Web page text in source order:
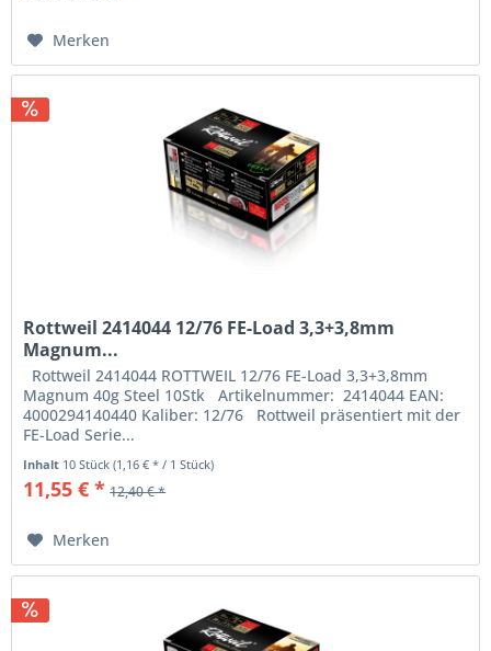
Merken
Rottweil 2414044 12/76 FE-Load 3,3+3,8mm
Magnum...
Rottweil 2414044 ROTTWEIL 12/76 FE-Load 3,3+3,8mm
Magnum 40g Steel 10Stk Artikelnummer: 2414044 EAN:
4000294140440 Kaliber: 12/76 Rottweil präsentiert mit der
FE-Load Serie...
Inhalt 10 Stück(1,16 € * / 1 Stück)
11,55 € * 12,40 € *
Merken